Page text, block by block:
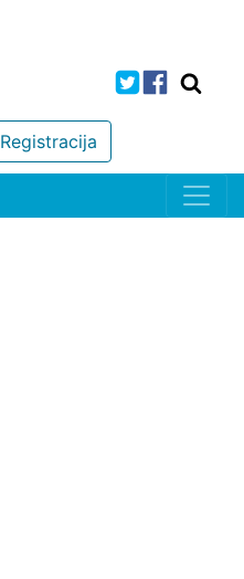
Registracija